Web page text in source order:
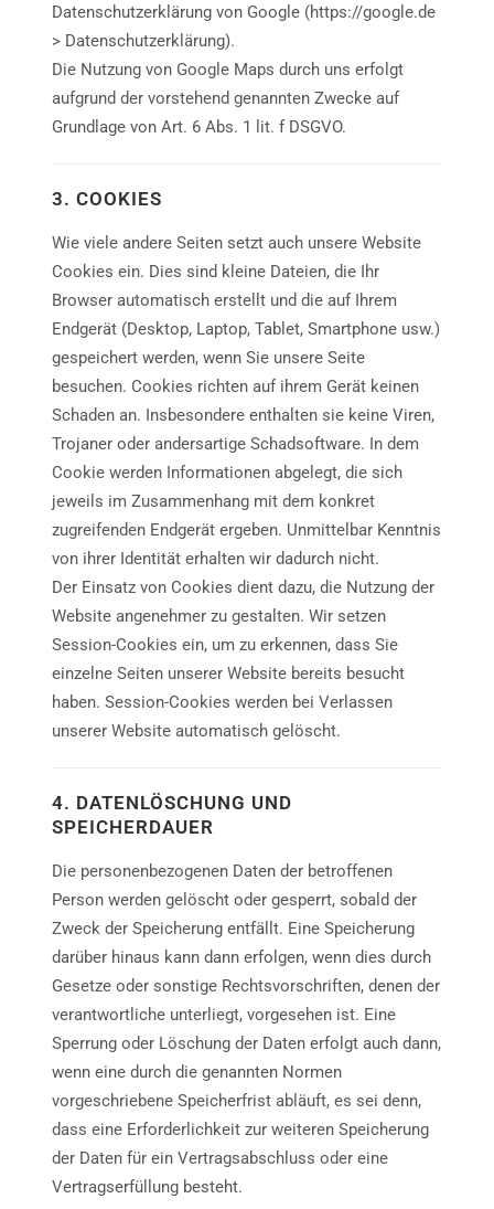
Datenschutzerklärung von Google (https://google.de
> Datenschutzerklärung).
Die Nutzung von Google Maps durch uns erfolgt
aufgrund der vorstehend genannten Zwecke auf
Grundlage von Art. 6 Abs. 1 lit. f DSGVO.
3. COOKIES
Wie viele andere Seiten setzt auch unsere Website
Cookies ein. Dies sind kleine Dateien, die Ihr
Browser automatisch erstellt und die auf Ihrem
Endgerät (Desktop, Laptop, Tablet, Smartphone usw.)
gespeichert werden, wenn Sie unsere Seite
besuchen. Cookies richten auf ihrem Gerät keinen
Schaden an. Insbesondere enthalten sie keine Viren,
Trojaner oder andersartige Schadsoftware. In dem
Cookie werden Informationen abgelegt, die sich
jeweils im Zusammenhang mit dem konkret
zugreifenden Endgerät ergeben. Unmittelbar Kenntnis
von ihrer Identität erhalten wir dadurch nicht.
Der Einsatz von Cookies dient dazu, die Nutzung der
Website angenehmer zu gestalten. Wir setzen
Session-Cookies ein, um zu erkennen, dass Sie
einzelne Seiten unserer Website bereits besucht
haben. Session-Cookies werden bei Verlassen
unserer Website automatisch gelöscht.
4. DATENLÖSCHUNG UND
SPEICHERDAUER
Die personenbezogenen Daten der betroffenen
Person werden gelöscht oder gesperrt, sobald der
Zweck der Speicherung entfällt. Eine Speicherung
darüber hinaus kann dann erfolgen, wenn dies durch
Gesetze oder sonstige Rechtsvorschriften, denen der
verantwortliche unterliegt, vorgesehen ist. Eine
Sperrung oder Löschung der Daten erfolgt auch dann,
wenn eine durch die genannten Normen
vorgeschriebene Speicherfrist abläuft, es sei denn,
dass eine Erforderlichkeit zur weiteren Speicherung
der Daten für ein Vertragsabschluss oder eine
Vertragserfüllung besteht.